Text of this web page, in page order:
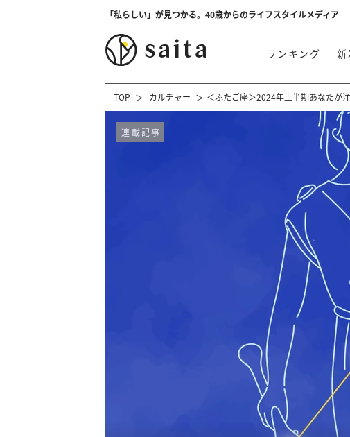
「私らしい」が見つかる。40歳からのライフスタイルメディア
ランキング 新
TOP カルチャー ＜ふたご座＞2024年上半期あなたが
連載記事